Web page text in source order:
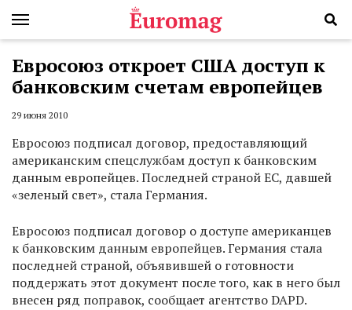
Евросоюз откроет США доступ к
банковским счетам европейцев
29 июня 2010
Евросоюз подписал договор, предоставляющий
американским спецслужбам доступ к банковским
данным европейцев. Последней страной ЕС, давшей
«зеленый свет», стала Германия.
Евросоюз подписал договор о доступе американцев
к банковским данным европейцев. Германия стала
последней страной, объявившей о готовности
поддержать этот документ после того, как в него был
внесен ряд поправок, сообщает агентство DAPD.